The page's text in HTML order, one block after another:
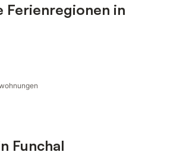
Ferienregionen in
Funchal